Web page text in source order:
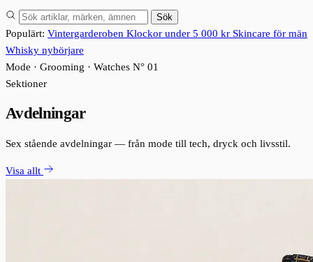
Sök
Populärt: Vintergarderoben Klockor under 5 000 kr Skincare för män
Whisky nybörjare
Mode · Grooming · Watches N° 01
Sektioner
Avdelningar
Sex stående avdelningar — från mode till tech, dryck och livsstil.
Visa allt